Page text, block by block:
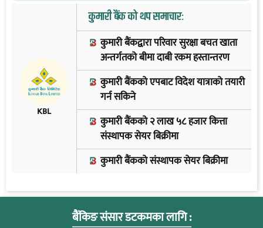
KBL
कुमारी बैंक को थप समाचार:
कुमारी बैंकद्वारा परिवार सुरक्षा बचत खाता
अन्तर्गतको बीमा दाबी रकम हस्तान्तरण
कुमारी बैंकको एपबाट विदेश यात्राको तयारी
गर्न सकिने
कुमारी बैंकको २ लाख ५८ हजार कित्ता
संस्थापक सेयर बिक्रीमा
कुमारी बैंकको संस्थापक सेयर बिक्रीमा
बैंकिङ संसार डटकमका लागि :